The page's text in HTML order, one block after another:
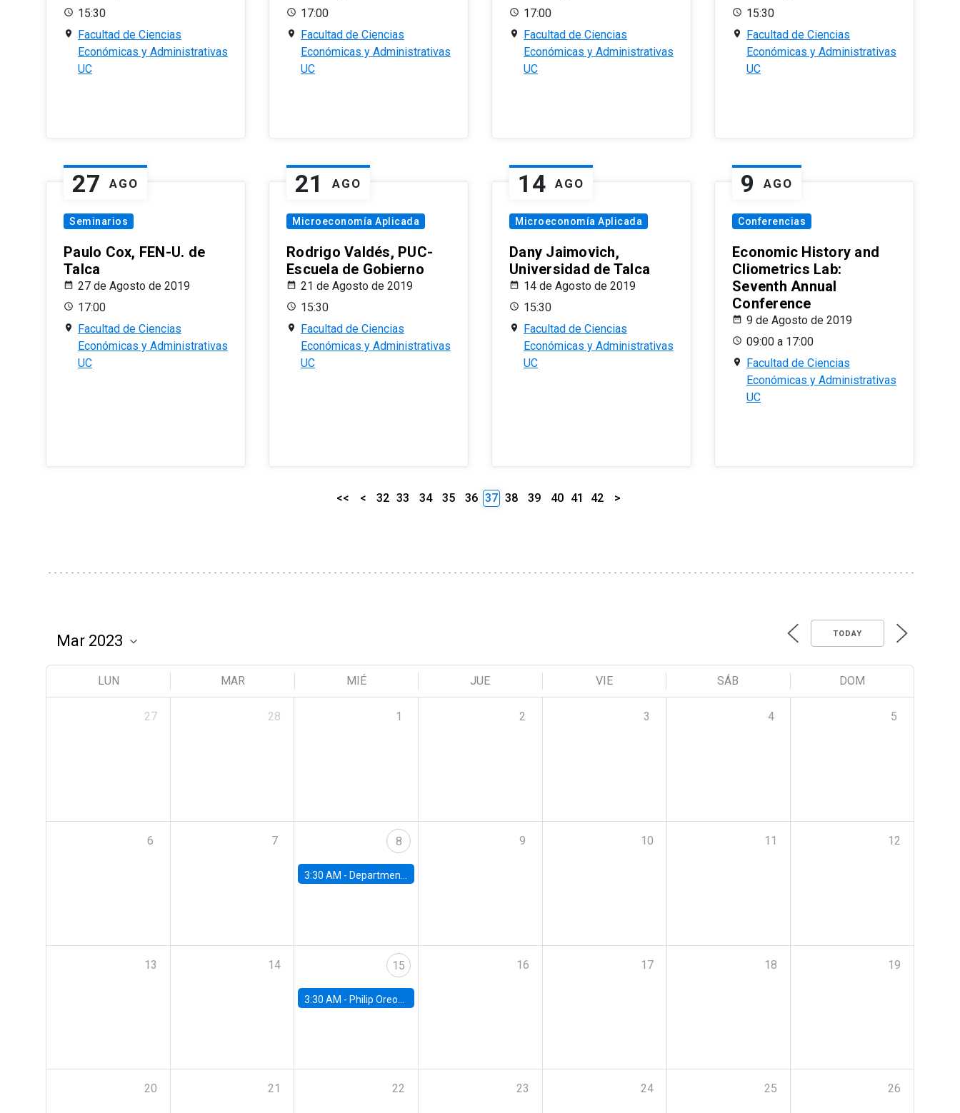
15:30
Facultad de Ciencias
Económicas y Administrativas
UC
17:00
Facultad de Ciencias
Económicas y Administrativas
UC
17:00
Facultad de Ciencias
Económicas y Administrativas
UC
15:30
Facultad de Ciencias
Económicas y Administrativas
UC
27 AGO
Seminarios
Paulo Cox, FEN-U. de
Talca
27 de Agosto de 2019
17:00
Facultad de Ciencias
Económicas y Administrativas
UC
21 AGO
Microeconomía Aplicada
Rodrigo Valdés, PUC-
Escuela de Gobierno
21 de Agosto de 2019
15:30
Facultad de Ciencias
Económicas y Administrativas
UC
14 AGO
Microeconomía Aplicada
Dany Jaimovich,
Universidad de Talca
14 de Agosto de 2019
15:30
Facultad de Ciencias
Económicas y Administrativas
UC
9 AGO
Conferencias
Economic History and
Cliometrics Lab:
Seventh Annual
Conference
9 de Agosto de 2019
09:00 a 17:00
Facultad de Ciencias
Económicas y Administrativas
UC
<< < 32 33 34 35 36 37 38 39 40 41 42 >
TODAY
LUN MAR MIÉ JUE VIE SÁB DOM
27 28 1 2 3 4 5
6 7 8
3:30 AM - Department Seminar: James Robinson
9 10 11 12
13 14 15
3:30 AM - Philip Oreopolous, University of Toronto
16 17 18 19
20 21 22 23 24 25 26